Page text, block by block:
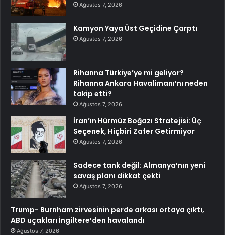
Ağustos 7, 2026
Kamyon Yaya Üst Geçidine Çarptı
Ağustos 7, 2026
Rihanna Türkiye’ye mi geliyor?
Rihanna Ankara Havalimanı’nı neden
takip etti?
Ağustos 7, 2026
İran’ın Hürmüz Boğazı Stratejisi: Üç
Seçenek, Hiçbiri Zafer Getirmiyor
Ağustos 7, 2026
Sadece tank değil: Almanya’nın yeni
savaş planı dikkat çekti
Ağustos 7, 2026
Trump- Burnham zirvesinin perde arkası ortaya çıktı,
ABD uçakları İngiltere’den havalandı
Ağustos 7, 2026